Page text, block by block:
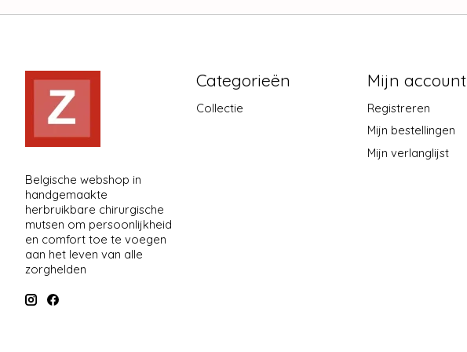
Belgische webshop in
handgemaakte
herbruikbare chirurgische
mutsen om persoonlijkheid
en comfort toe te voegen
aan het leven van alle
zorghelden
Categorieën
Collectie
Mijn account
Registreren
Mijn bestellingen
Mijn verlanglijst